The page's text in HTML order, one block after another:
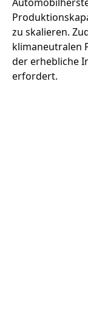
zu skalieren.
klimaneutralen
der erhebliche
erfordert.